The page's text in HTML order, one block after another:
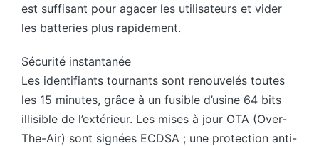
est suffisant pour agacer les utilisateurs et vider
les batteries plus rapidement.
Sécurité instantanée
Les identifiants tournants sont renouvelés toutes
les 15 minutes, grâce à un fusible d’usine 64 bits
illisible de l’extérieur. Les mises à jour OTA (Over-
The-Air) sont signées ECDSA ; une protection anti-